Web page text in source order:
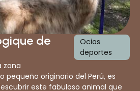
de
Ocios
deportes
zona
pequeño originario del Perú, es
este fabuloso animal que